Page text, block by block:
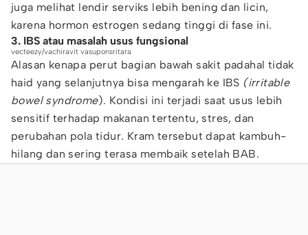
juga melihat lendir serviks lebih bening dan licin,
karena hormon estrogen sedang tinggi di fase ini.
3. IBS atau masalah usus fungsional
vecteezy/vachiravit vasuponsritara
Alasan kenapa perut bagian bawah sakit padahal tidak
haid yang selanjutnya bisa mengarah ke IBS (irritable
bowel syndrome). Kondisi ini terjadi saat usus lebih
sensitif terhadap makanan tertentu, stres, dan
perubahan pola tidur. Kram tersebut dapat kambuh-
hilang dan sering terasa membaik setelah BAB.